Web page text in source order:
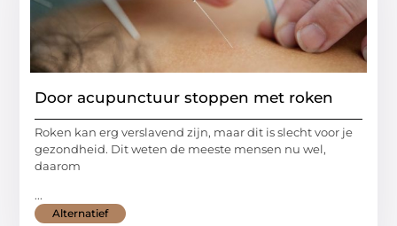
Door acupunctuur stoppen met roken
Roken kan erg verslavend zijn, maar dit is slecht voor je
gezondheid. Dit weten de meeste mensen nu wel,
daarom
...
Alternatief